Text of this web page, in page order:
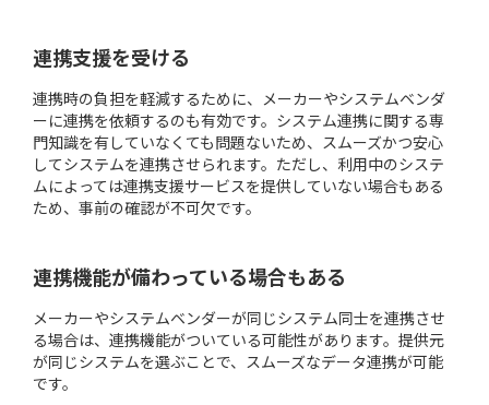
連携支援を受ける
連携時の負担を軽減するために、メーカーやシステムベンダ
ーに連携を依頼するのも有効です。システム連携に関する専
門知識を有していなくても問題ないため、スムーズかつ安心
してシステムを連携させられます。ただし、利用中のシステ
ムによっては連携支援サービスを提供していない場合もある
ため、事前の確認が不可欠です。
連携機能が備わっている場合もある
メーカーやシステムベンダーが同じシステム同士を連携させ
る場合は、連携機能がついている可能性があります。提供元
が同じシステムを選ぶことで、スムーズなデータ連携が可能
です。